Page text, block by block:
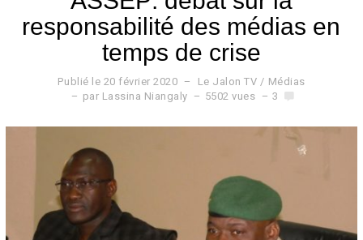
responsabilité des médias en
temps de crise
Publié le 20 février 2020
0
é
Le Jalon TV / Médias
par Lassina Niangaly 5502 vues 3